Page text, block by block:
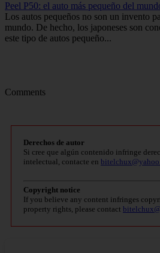
Peel P50: el auto más pequeño del
Los autos pequeños no son un invento
mundo. De hecho, los japoneses son
este tipo de autos pequeño...
Comments
Derechos de autor
Si cree que algún contenido infringe
intelectual, contacte en
Copyright notice
If you believe any content infringes
property rights, please contact